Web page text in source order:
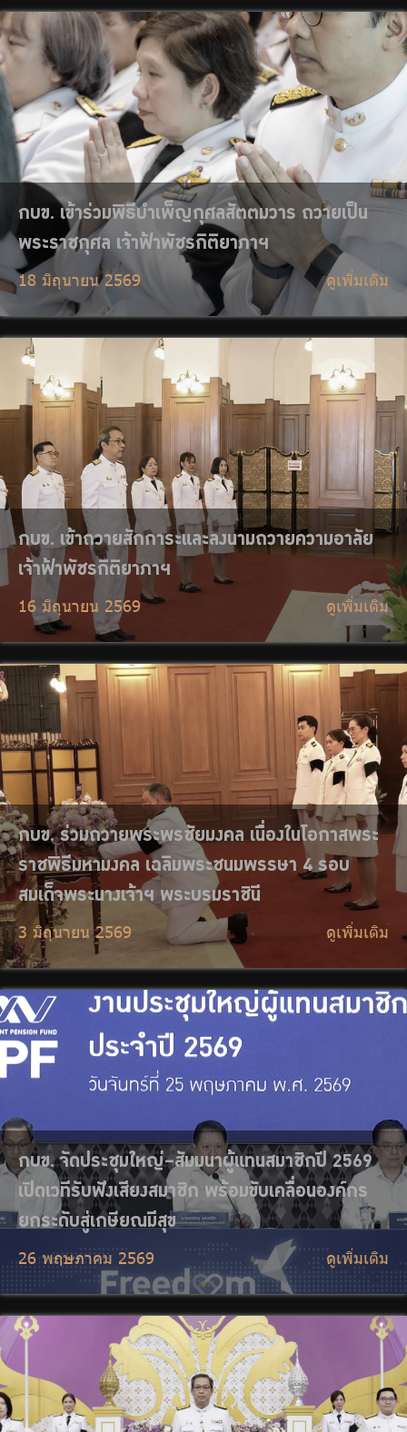
กบข. เข้าถวายสักการะและลงนามถวายความอาลัย
เจ้าฟ้าพัชรกิติยาภาฯ
16 มิถุนายน 2569 ดูเพิ่มเติม
กบข. ร่วมถวายพระพรชัยมงคล เนื่องในโอกาสพระ
ราชพิธีมหามงคล เฉลิมพระชนมพรรษา 4 รอบ
สมเด็จพระนางเจ้าฯ พระบรมราชินี
3 มิถุนายน 2569 ดูเพิ่มเติม
กบข. จัดประชุมใหญ่–สัมมนาผู้แทนสมาชิกปี 2569
เปิดเวทีรับฟังเสียงสมาชิก พร้อมขับเคลื่อนองค์กร
ยกระดับสู่เกษียณมีสุข
26 พฤษภาคม 2569 ดูเพิ่มเติม
กบข. ร่วมบันทึกเทปถวายพระพรชัยมงคล สมเด็จ
พระนางเจ้าฯ พระบรมราชินี เนื่องในโอกาสวันเฉลิม
พระชนมพรรษา 3 มิถุนายน 2569
15 พฤษภาคม 2569